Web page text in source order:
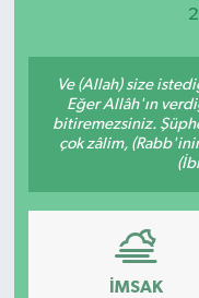
Ve (Allah) size
Eğer Allâh'ın
bitiremezsiniz.
çok zâlim,
İMSAK
Devrek
Özel
Mesaj
Dergim
Haber Arşivi